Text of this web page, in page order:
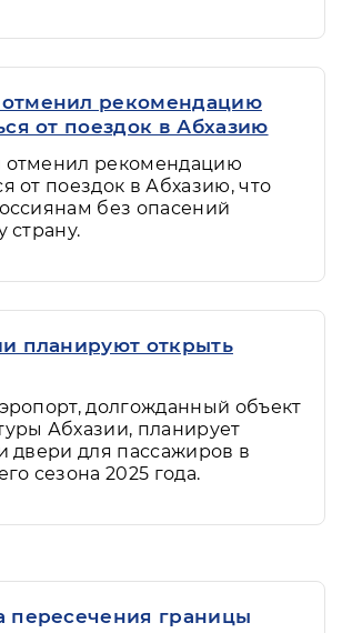
рекомендацию
от поездок в Абхазию
рекомендацию
от поездок в Абхазию, что
без опасений
страну.
планируют открыть
долгожданный объект
Абхазии, планирует
двери для пассажиров в
сезона 2025 года.
пересечения границы